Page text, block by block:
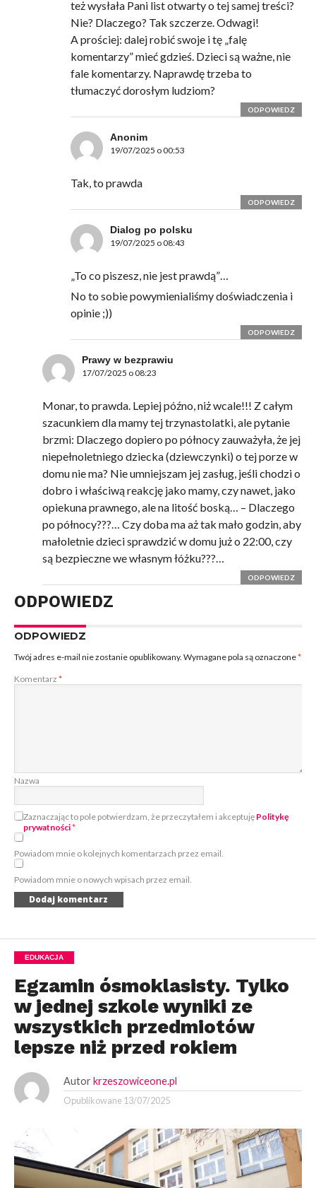
też wysłała Pani list otwarty o tej samej treści?
Nie? Dlaczego? Tak szczerze. Odwagi!
A prościej: dalej robić swoje i tę „falę
komentarzy” mieć gdzieś. Dzieci są ważne, nie
fale komentarzy. Naprawdę trzeba to
tłumaczyć dorosłym ludziom?
ODPOWIEDZ
Anonim
19/07/2025 o 00:53
Tak, to prawda
ODPOWIEDZ
Dialog po polsku
19/07/2025 o 08:43
„To co piszesz, nie jest prawdą”…
No to sobie powymienialiśmy doświadczenia i
opinie ;))
ODPOWIEDZ
Prawy w bezprawiu
17/07/2025 o 08:23
Monar, to prawda. Lepiej późno, niż wcale!!! Z całym
szacunkiem dla mamy tej trzynastolatki, ale pytanie
brzmi: Dlaczego dopiero po północy zauważyła, że jej
niepełnoletniego dziecka (dziewczynki) o tej porze w
domu nie ma? Nie umniejszam jej zasług, jeśli chodzi o
dobro i właściwą reakcję jako mamy, czy nawet, jako
opiekuna prawnego, ale na litość boską… – Dlaczego
po północy???… Czy doba ma aż tak mało godzin, aby
małoletnie dzieci sprawdzić w domu już o 22:00, czy
są bezpieczne we własnym łóżku???…
ODPOWIEDZ
ODPOWIEDZ
ODPOWIEDZ
Twój adres e-mail nie zostanie opublikowany. Wymagane pola są oznaczone*
Komentarz *
Nazwa
Zaznaczając to pole potwierdzam, że przeczytałem i akceptuję Politykę
prywatności*
Powiadom mnie o kolejnych komentarzach przez email.
Powiadom mnie o nowych wpisach przez email.
EDUKACJA
Egzamin ósmoklasisty. Tylko
w jednej szkole wyniki ze
wszystkich przedmiotów
lepsze niż przed rokiem
Autor krzeszowiceone.pl
Opublikowane 13/07/2025